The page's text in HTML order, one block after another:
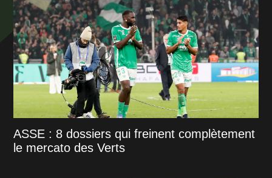
ASSE : 8 dossiers qui freinent complètement
le mercato des Verts